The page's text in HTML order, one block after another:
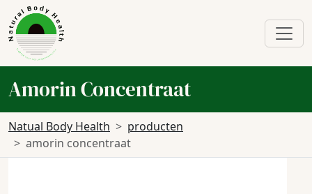
Amorin Concentraat
Natual Body Health
producten
amorin concentraat